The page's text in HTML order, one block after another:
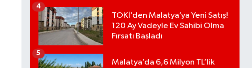
TOKİ’den Malatya’ya Yeni Satış!
120 Ay Vadeyle Ev Sahibi Olma
Fırsatı Başladı
4
Malatya’da 6,6 Milyon TL’lik
5